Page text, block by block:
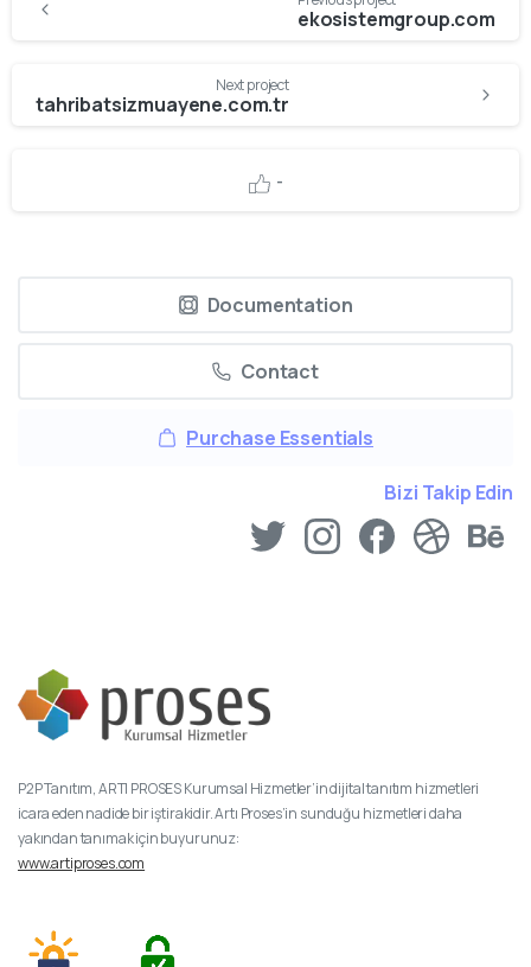
Reading
ekosistemgroup.com
Next project
tahribatsizmuayene.com.tr
-
Documentation
Contact
Purchase Essentials
Bizi Takip Edin
P2P Tanıtım, ARTI PROSES Kurumsal Hizmetler’in dijital tanıtım hizmetleri
icara eden nadide bir iştirakidir. Artı Proses’in sunduğu hizmetleri daha
yakından tanımak için buyurunuz:
www.artiproses.com